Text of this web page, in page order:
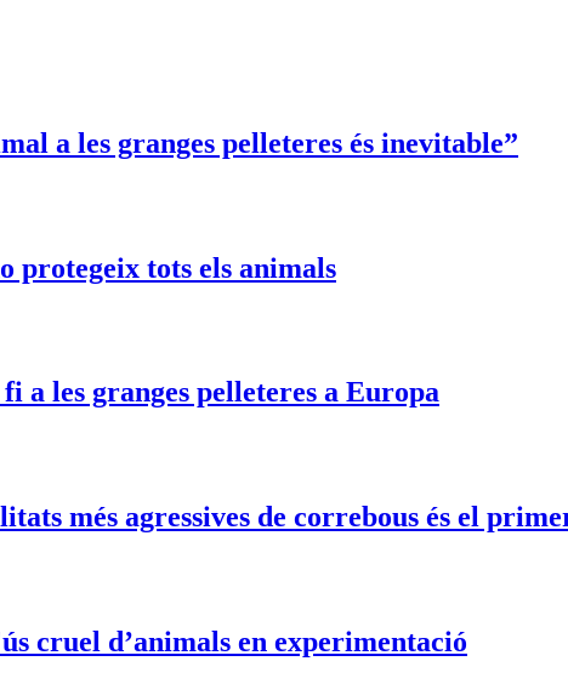
a les granges pelleteres és inevitable”
protegeix tots els animals
a les granges pelleteres a Europa
més agressives de correbous és el
cruel d’animals en experimentació